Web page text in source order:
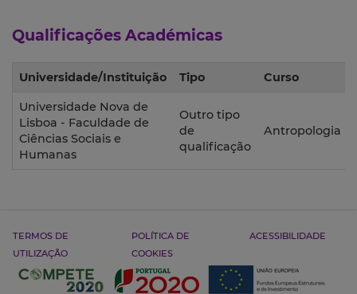
Qualificações Académicas
Universidade/Instituição Tipo Curso
Universidade Nova de
Lisboa - Faculdade de
Ciências Sociais e
Humanas
Outro tipo
de
qualificação
Antropologia
TERMOS DE
UTILIZAÇÃO
POLÍTICA DE
COOKIES
ACESSIBILIDADE